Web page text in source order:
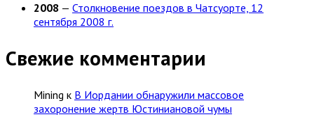
2008 — Столкновение поездов в Чатсуорте, 12
сентября 2008 г.
Свежие комментарии
Mining к В Иордании обнаружили массовое
захоронение жертв Юстиниановой чумы